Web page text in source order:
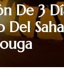
De 3
Del